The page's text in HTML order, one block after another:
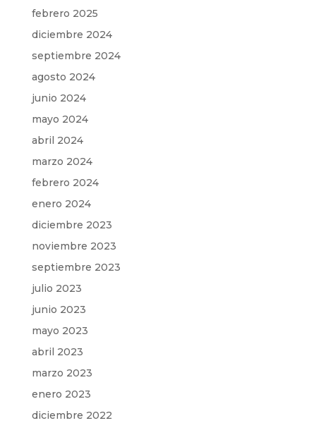
febrero 2025
diciembre 2024
septiembre 2024
agosto 2024
junio 2024
mayo 2024
abril 2024
marzo 2024
febrero 2024
enero 2024
diciembre 2023
noviembre 2023
septiembre 2023
julio 2023
junio 2023
mayo 2023
abril 2023
marzo 2023
enero 2023
diciembre 2022